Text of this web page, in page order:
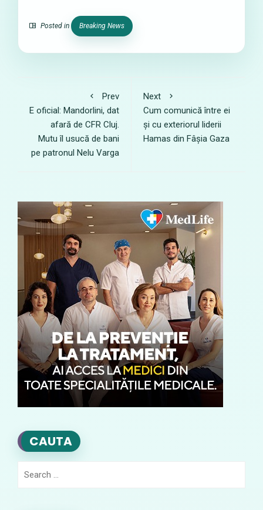
Posted in Breaking News
Prev
E oficial: Mandorlini, dat
afară de CFR Cluj.
Mutu îl usucă de bani
pe patronul Nelu Varga
Next
Cum comunică între ei
și cu exteriorul liderii
Hamas din Fâșia Gaza
CAUTA